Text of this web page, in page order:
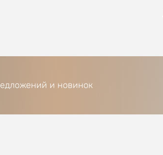
и новинок